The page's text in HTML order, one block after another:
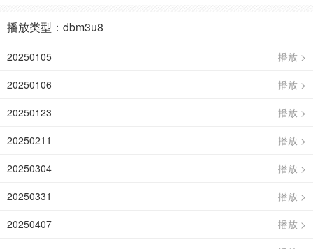
播放类型：dbm3u8
播放 >
20250105
播放 >
20250106
播放 >
20250123
播放 >
20250211
播放 >
20250304
播放 >
20250331
播放 >
20250407